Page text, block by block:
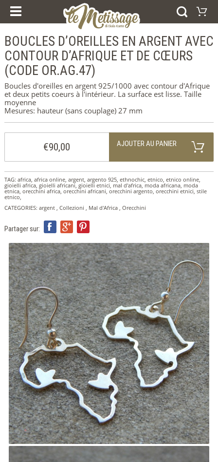
NOS COURS
PRODUIRE
ESPERIENZE E CORSI
CERTIFICAT CADEAU
BAGUES
BRACELETS
BOUCLES D’OREILLES
PENDENTIFS
COLLECTIONS
AFRIQUE
LES ANNEAUX DE MARIAGE
ARGENT
QUI SOMMES-NOUS
SERVICE DE PRESSE
CONTACTS
EMPREINTE
COOKIE POLICY
SELEZIONA LA LINGUA
ENG
Panier
Votre panier est vide
BOUCLES D’OREILLES EN ARGENT AVEC
CONTOUR D’AFRIQUE ET DE CŒURS
(CODE OR.AG.47)
Boucles d'oreilles en argent 925/1000 avec contour d'Afrique
et deux petits coeurs à l'intérieur. La surface est lisse. Taille
moyenne
Mesures: hauteur (sans couplage) 27 mm
€90,00 AJOUTER AU PANIER
TAG: africa, africa online, argent, argento 925, ethnochic, etnico, etnico online,
gioielli africa, gioielli africani, gioielli etnici, mal d'africa, moda africana, moda
etnica, orecchini africa, orecchini africani, orecchini argento, orecchini etnici, stile
etnico,
CATEGORIES: argent, Collezioni , Mal d'Africa, Orecchini
Partager sur: